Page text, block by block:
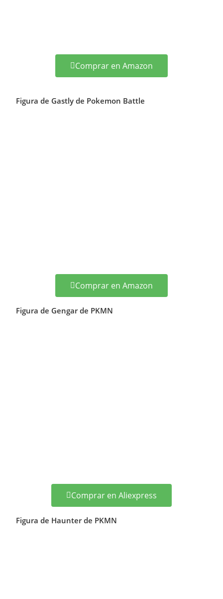
Comprar en Amazon
Figura de Gastly de Pokemon Battle
Comprar en Amazon
Figura de Gengar de PKMN
Comprar en Aliexpress
Figura de Haunter de PKMN